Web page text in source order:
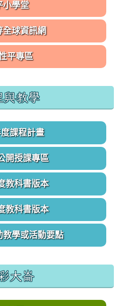
小學堂
全球資訊網
平專區
與教學
課程計畫
開授課專區
教科書版本
教科書版本
教學或活動要點
大崙